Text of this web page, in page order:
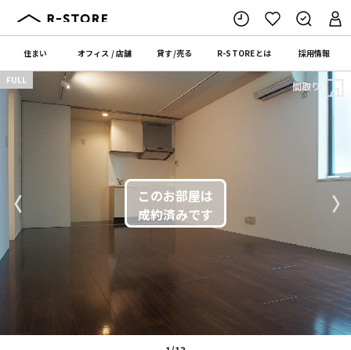
住まい オフィス /店舗 貸す/売る R-STOREとは 採用情報
〈 〉
FULL 間取り